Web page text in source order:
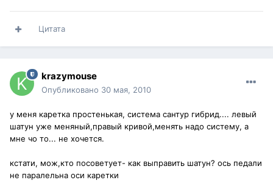
Цитата
krazymouse
Опубликовано 30 мая, 2010
у меня каретка простенькая, система сантур гибрид.... левый
шатун уже меняный,правый кривой,менять надо систему, а
мне чо то... не хочется.
кстати, мож,кто посоветует- как выправить шатун? ось педали
не паралельна оси каретки